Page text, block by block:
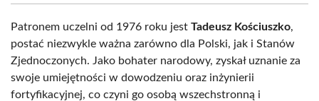
Patronem uczelni od 1976 roku jest Tadeusz Kościuszko,
postać niezwykle ważna zarówno dla Polski, jak i Stanów
Zjednoczonych. Jako bohater narodowy, zyskał uznanie za
swoje umiejętności w dowodzeniu oraz inżynierii
fortyfikacyjnej, co czyni go osobą wszechstronną i